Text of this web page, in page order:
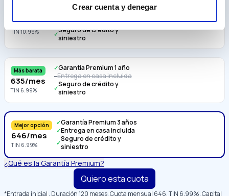
Crear cuenta y denegar
770/mes
TIN10.99%
–Entrega en casa incluida
✓Seguro de crédito y
siniestro
Más barata
635/mes
TIN 6.99%
✓Garantía Premium 1 año
–Entrega en casa incluida
✓Seguro de crédito y
siniestro
Mejor opción
646/mes
TIN 6.99%
✓Garantía Premium 3 años
✓Entrega en casa incluida
✓Seguro de crédito y
siniestro
¿Qué es la Garantía Premium?
Quiero esta cuota
*Entrada inicial . Duración120 meses. Cuota mensual 646. TIN 6.99%. Capital